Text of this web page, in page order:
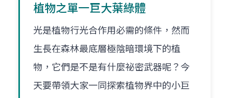
植物之單一巨大葉綠體
光是植物行光合作用必需的條件，然而
生長在森林最底層極陰暗環境下的植
物，它們是不是有什麼祕密武器呢？今
天要帶領大家一同探索植物界中的小巨